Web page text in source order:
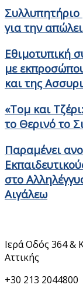
για την
Εθιμοτυπική
με
και της
«Τομ και
το Θερινό το
Παραμένει
στο
Αιγάλεω
Ιερά Οδός 364 &
Αττικής
+30 213 2044800